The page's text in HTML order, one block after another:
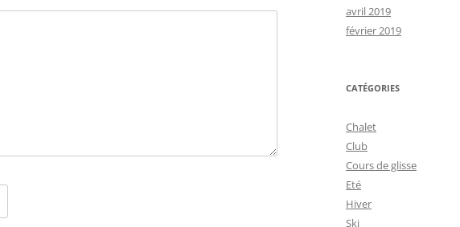
avril 2019
février 2019
CATÉGORIES
Chalet
Club
Cours de glisse
Eté
Hiver
Ski